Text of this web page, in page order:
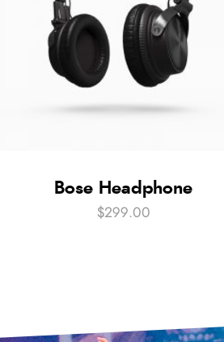
Bose Headphone
$299.00